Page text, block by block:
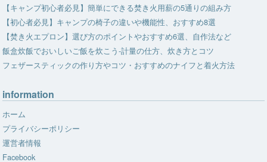
【キャンプ初心者必見】簡単にできる焚き火用薪の5通りの組み方
【初心者必見】キャンプの椅子の違いや機能性、おすすめ8選
【焚き火エプロン】選び方のポイントやおすすめ6選、自作法など
飯盒炊飯でおいしいご飯を炊こう-計量の仕方、炊き方とコツ
フェザースティックの作り方やコツ・おすすめのナイフと着火方法
information
ホーム
プライバシーポリシー
運営者情報
Facebook